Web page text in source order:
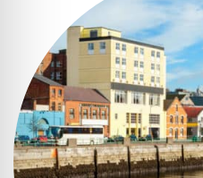
partir ? Devis &